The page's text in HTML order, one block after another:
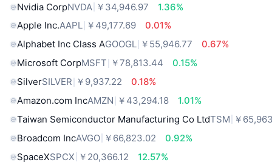
Nvidia CorpNVDA ￥34,946.97
1.36%
Apple Inc.AAPL ￥49,177.69
0.01%
Alphabet Inc Class AGOOGL ￥55,946.77
0.67%
Microsoft CorpMSFT ￥78,813.44
0.15%
SilverSILVER ￥9,937.22
0.18%
Amazon.com IncAMZN ￥43,294.18
1.01%
Taiwan Semiconductor Manufacturing Co LtdTSM ￥
Broadcom IncAVGO ￥66,823.02
0.92%
SpaceXSPCX ￥20,366.12
12.57%